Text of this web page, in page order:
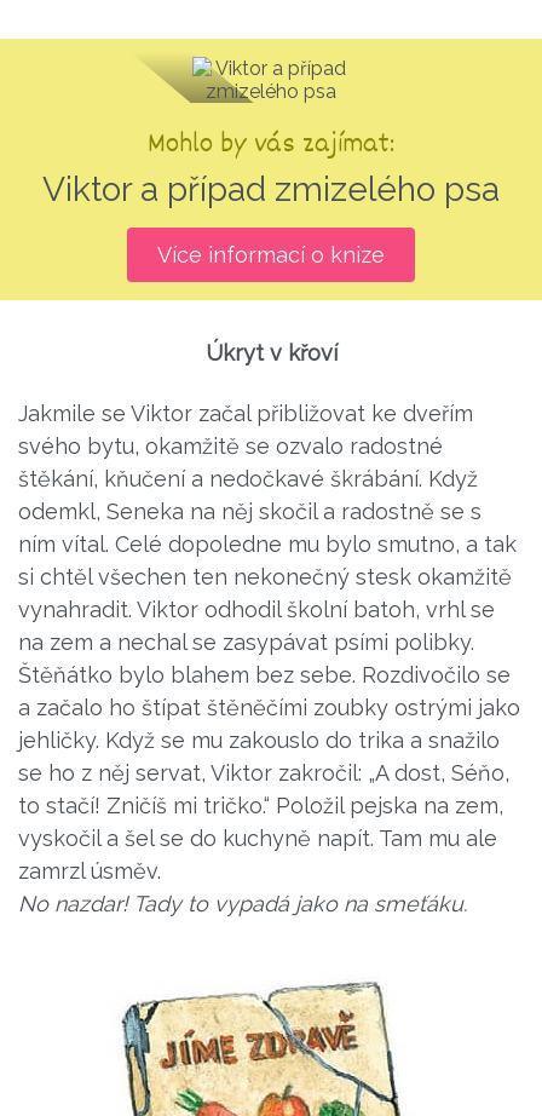
Mohlo by vás zajímat:
Viktor a případ zmizelého psa
Více informací o knize
Úkryt v křoví
Jakmile se Viktor začal přibližovat ke dveřím
svého bytu, okamžitě se ozvalo radostné
štěkání, kňučení a nedočkavé škrábání. Když
odemkl, Seneka na něj skočil a radostně se s
ním vítal. Celé dopoledne mu bylo smutno, a tak
si chtěl všechen ten nekonečný stesk okamžitě
vynahradit. Viktor odhodil školní batoh, vrhl se
na zem a nechal se zasypávat psími polibky.
Štěňátko bylo blahem bez sebe. Rozdivočilo se
a začalo ho štípat štěněčími zoubky ostrými jako
jehličky. Když se mu zakouslo do trika a snažilo
se ho z něj servat, Viktor zakročil: „A dost, Séňo,
to stačí! Zničíš mi tričko.“ Položil pejska na zem,
vyskočil a šel se do kuchyně napít. Tam mu ale
zamrzl úsměv.
No nazdar! Tady to vypadá jako na smeťáku.